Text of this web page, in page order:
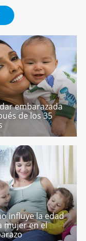
embarazada
de los 35
influye la edad
mujer en el